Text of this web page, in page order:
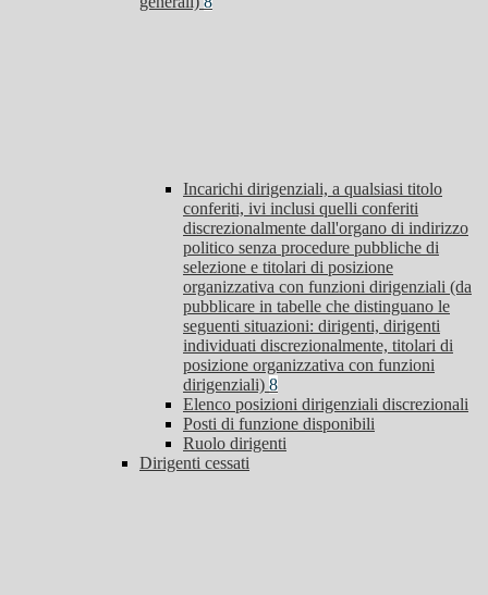
Incarichi dirigenziali, a qualsiasi titolo
conferiti, ivi inclusi quelli conferiti
discrezionalmente dall'organo di indirizzo
politico senza procedure pubbliche di
selezione e titolari di posizione
organizzativa con funzioni dirigenziali (da
pubblicare in tabelle che distinguano le
seguenti situazioni: dirigenti, dirigenti
individuati discrezionalmente, titolari di
posizione organizzativa con funzioni
dirigenziali) 8
Elenco posizioni dirigenziali discrezionali
Posti di funzione disponibili
Ruolo dirigenti
Dirigenti cessati